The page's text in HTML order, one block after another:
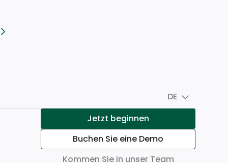
DE
Jetzt beginnen
Buchen Sie eine Demo
Kommen Sie in unser Team